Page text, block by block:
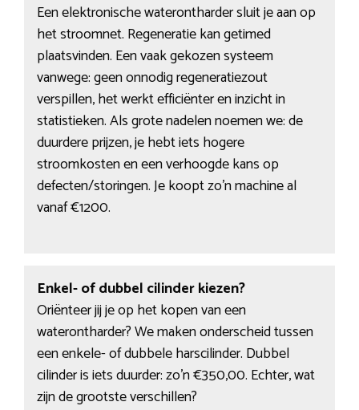
Een elektronische waterontharder sluit je aan op
het stroomnet. Regeneratie kan getimed
plaatsvinden. Een vaak gekozen systeem
vanwege: geen onnodig regeneratiezout
verspillen, het werkt efficiënter en inzicht in
statistieken. Als grote nadelen noemen we: de
duurdere prijzen, je hebt iets hogere
stroomkosten en een verhoogde kans op
defecten/storingen. Je koopt zo’n machine al
vanaf €1200.
Enkel- of dubbel cilinder kiezen?
Oriënteer jij je op het kopen van een
waterontharder? We maken onderscheid tussen
een enkele- of dubbele harscilinder. Dubbel
cilinder is iets duurder: zo’n €350,00. Echter, wat
zijn de grootste verschillen?